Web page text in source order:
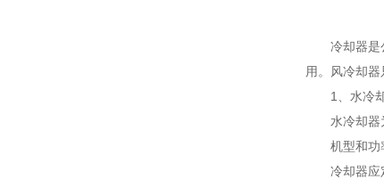
冷却器是
用。风冷却器
1、水冷
水冷却器
机型和功
冷却器应